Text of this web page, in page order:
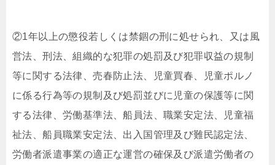
②1年以上の懲役若しくは禁錮の刑に処せられ、又は風
営法、刑法、組織的な犯罪の処罰及び犯罪収益の規制
等に関する法律、売春防止法、児童買春、児童ポルノ
に係る行為等の規制及び処罰並びに児童の保護等に関
する法律、労働基準法、船員法、職業安定法、児童福
祉法、船員職業安定法、出入国管理及び難民認定法、
労働者派遣事業の適正な運営の確保及び派遣労働者の